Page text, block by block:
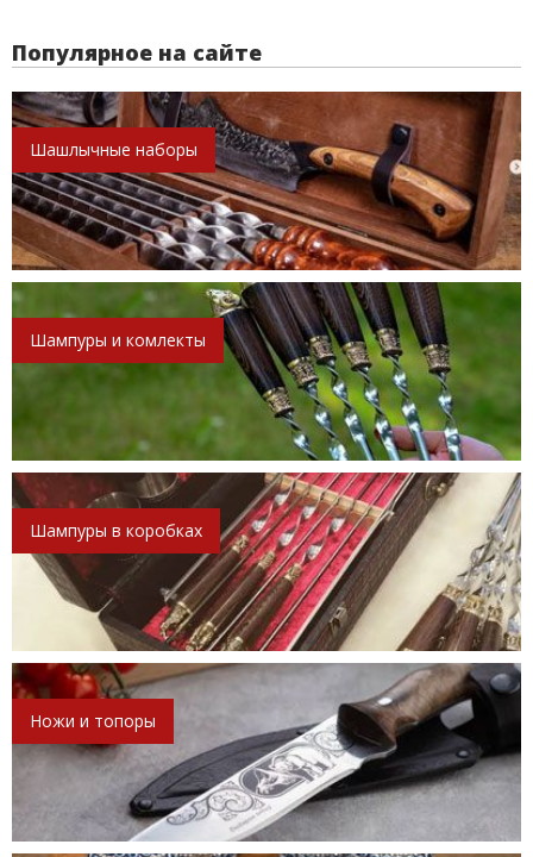
Популярное на сайте
Шашлычные наборы
Шампуры и комлекты
Шампуры в коробках
Ножи и топоры